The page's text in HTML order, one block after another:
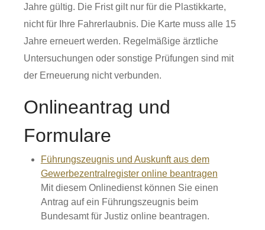
Jahre gültig. Die Frist gilt nur für die Plastikkarte,
nicht für Ihre Fahrerlaubnis. Die Karte muss alle 15
Jahre erneuert werden. Regelmäßige ärztliche
Untersuchungen oder sonstige Prüfungen sind mit
der Erneuerung nicht verbunden.
Onlineantrag und
Formulare
Führungszeugnis und Auskunft aus dem
Gewerbezentralregister online beantragen
Mit diesem Onlinedienst können Sie einen
Antrag auf ein Führungszeugnis beim
Bundesamt für Justiz online beantragen.